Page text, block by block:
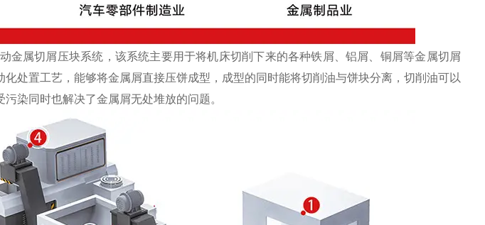
金属切屑压块系统，该系统主要用于将机床切削下来的各种铁屑、铝屑、铜屑等金属切屑
处置工艺，能够将金属屑直接压饼成型，成型的同时能将切削油与饼块分离，切削油可以
染同时也解决了金属屑无处堆放的问题。